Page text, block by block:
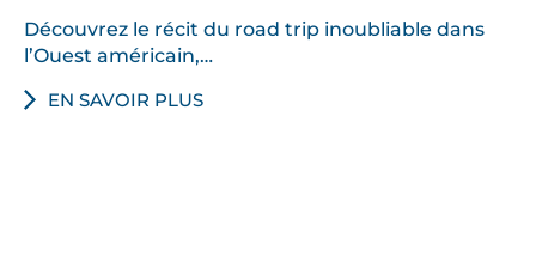
Découvrez le récit du road trip inoubliable dans
l’Ouest américain,…
EN SAVOIR PLUS